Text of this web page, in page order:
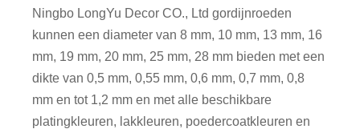
Ningbo LongYu Decor CO., Ltd gordijnroeden
kunnen een diameter van 8 mm, 10 mm, 13 mm, 16
mm, 19 mm, 20 mm, 25 mm, 28 mm bieden met een
dikte van 0,5 mm, 0,55 mm, 0,6 mm, 0,7 mm, 0,8
mm en tot 1,2 mm en met alle beschikbare
platingkleuren, lakkleuren, poedercoatkleuren en